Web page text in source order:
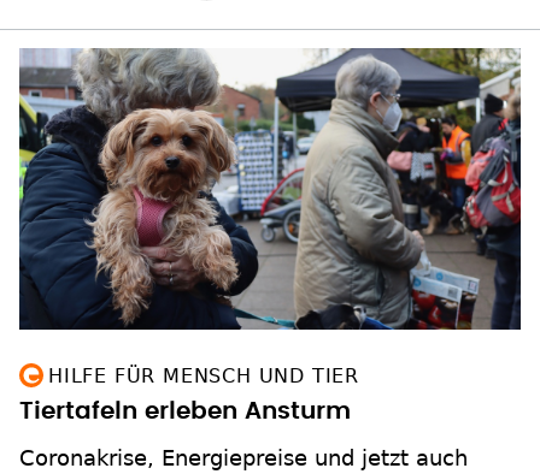
HILFE FÜR MENSCH UND TIER
Tiertafeln erleben Ansturm
Coronakrise, Energiepreise und jetzt auch